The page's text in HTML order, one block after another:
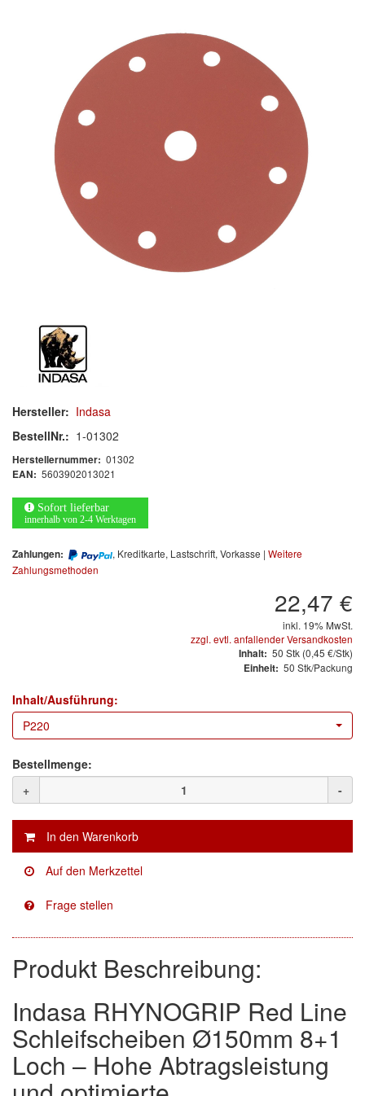
Zubehör/Hilfsmittel
Kleben & Beschichten
Abdecken
Lackieren
Polieren
Malerbedarf & Zubehör
Reinigen
Arbeitsschutz
Luftfilter
Mischfarben
Restposten
Informationsmaterial
MARKEN
E-D
EVERCOAT
Facdos
Finixa
Indasa
KWASNY
Mirka
(1)
Novol
(3)
Prevost
(3)
Proma
(21)
Sia
Hersteller: Indasa
BestellNr.: 1-01302
Herstellernummer: 01302
EAN: 5603902013021
Sofort lieferbar
innerhalb von 2-4 Werktagen
Zahlungen: , Kreditkarte, Lastschrift, Vorkasse | Weitere
Zahlungsmethoden
22,47 €
inkl. 19% MwSt.
zzgl. evtl. anfallender Versandkosten
Inhalt: 50 Stk (0,45 €/Stk)
Einheit: 50 Stk/Packung
Inhalt/Ausführung:
P220
Bestellmenge:
+
-
Produkt Beschreibung:
Indasa RHYNOGRIP Red Line
Schleifscheiben Ø150mm 8+1
Loch – Hohe Abtragsleistung